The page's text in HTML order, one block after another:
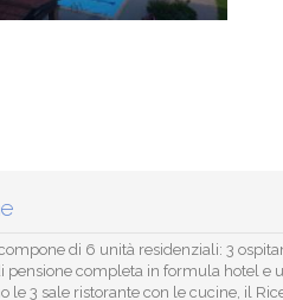
di 6 unità residenziali: 3
pensione completa in formula hotel e
le 3 sale ristorante con le cucine, il